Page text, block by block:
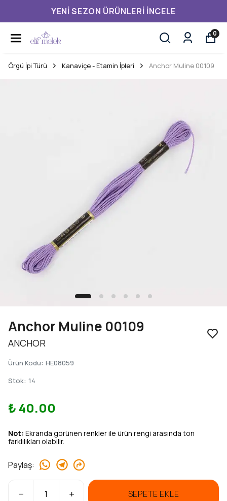
YENI SEZON ÜRÜNLERI İNCELE
0
Örgü İpi Türü Kanaviçe - Etamin İpleri Anchor Muline 00109
Anchor Muline 00109
ANCHOR
Ürün Kodu: HE08059
Stok: 14
₺ 40.00
Not: Ekranda görünen renkler ile ürün rengi arasında ton
farklılıkları olabilir.
Paylaş:
SEPETE EKLE